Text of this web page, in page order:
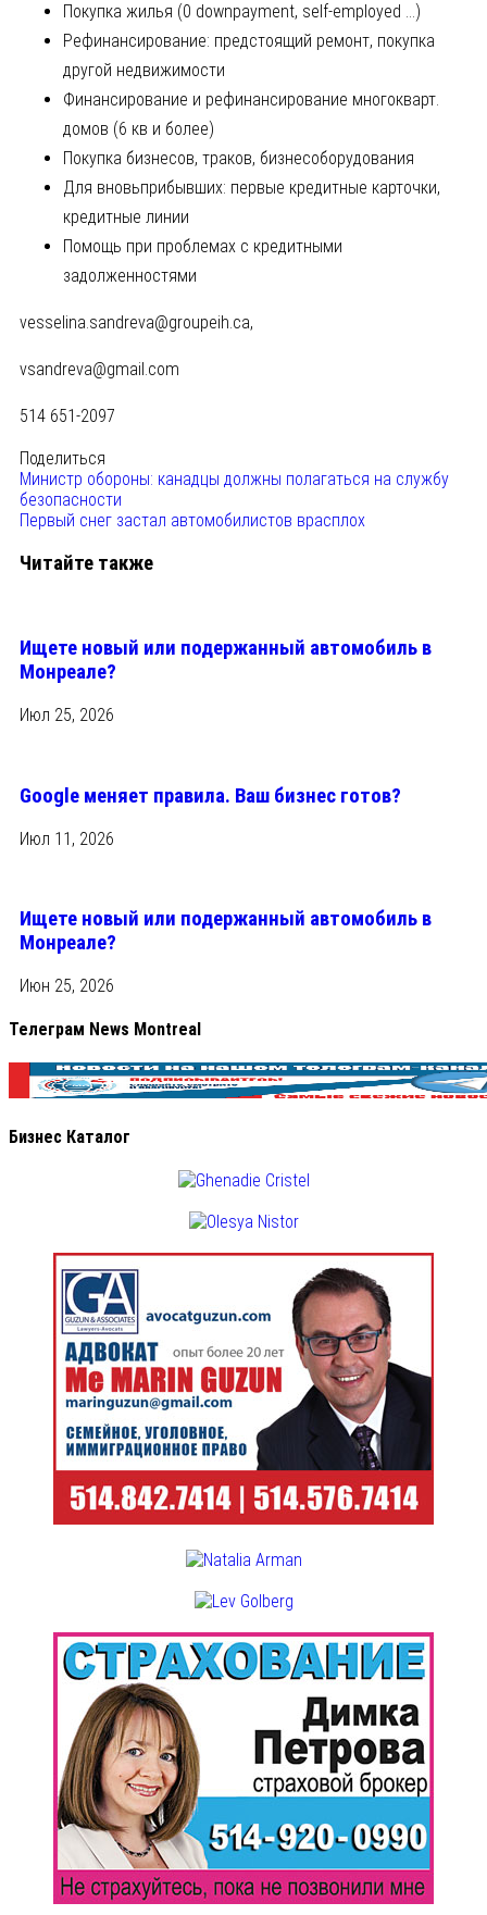
Покупкa жилья (0 downpayment, self-employed …)
Рефинансирование: предстоящий ремонт, покупка
другой недвижимости
Финансирование и рефинансирование многокварт.
домов (6 кв и более)
Покупка бизнесов, траков, бизнесоборудования
Для вновьприбывших: первые кредитные карточки,
кредитные линии
Помощь при проблемах с кредитными
задолженностями
vesselina.sandreva@groupeih.ca,
vsandreva@gmail.com
514 651-2097
Поделиться
Министр обороны: канадцы должны полагаться на службу
безопасности
Первый снег застал автомобилистов врасплох
Читайте также
Ищете новый или подержанный автомобиль в
Монреале?
Июл 25, 2026
Google меняет правила. Ваш бизнес готов?
Июл 11, 2026
Ищете новый или подержанный автомобиль в
Монреале?
Июн 25, 2026
Телеграм News Montreal
Бизнес Каталог